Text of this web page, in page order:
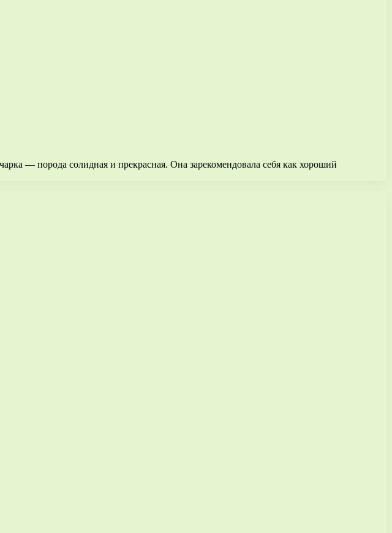
— порода солидная и прекрасная. Она зарекомендовала себя как хороший